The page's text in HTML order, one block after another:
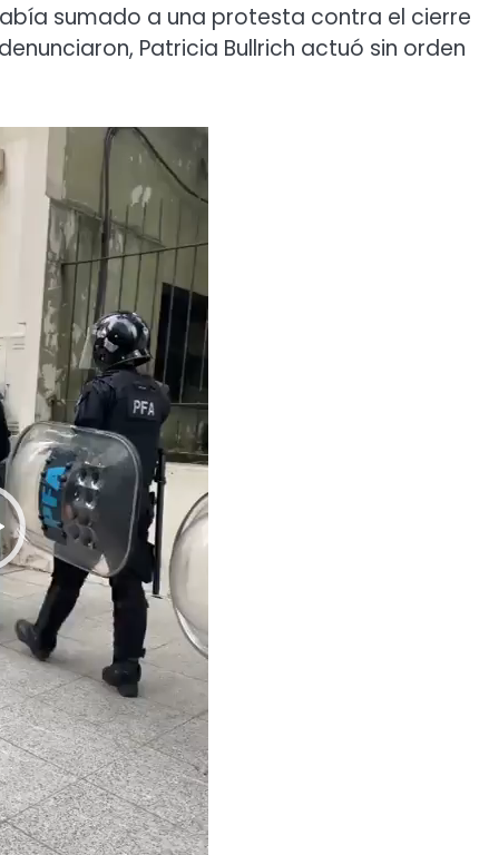
sumado a una protesta contra el cierre
Patricia Bullrich actuó sin orden